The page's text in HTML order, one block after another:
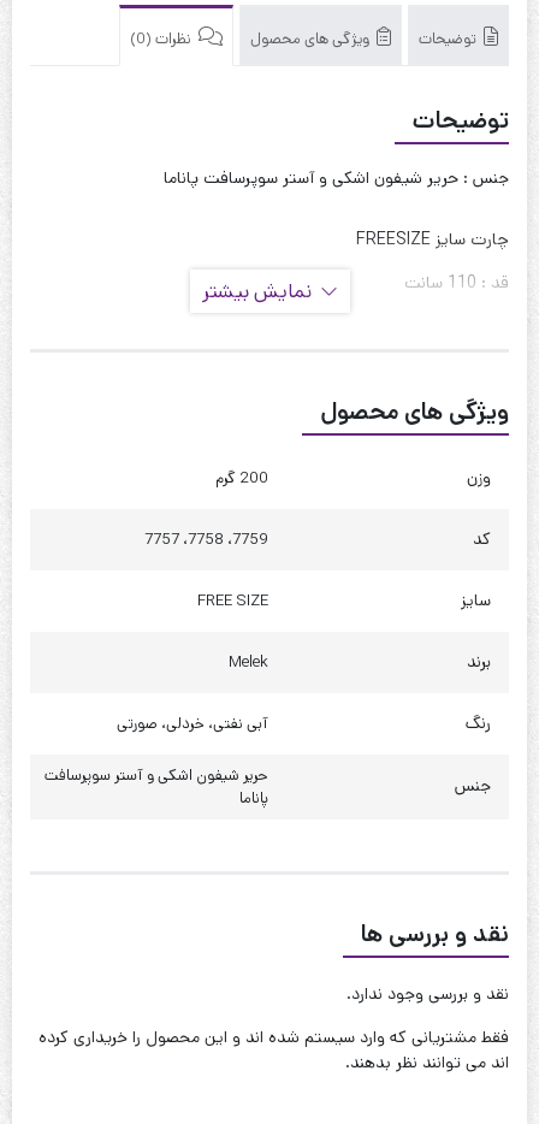
توضیحات ویژگی های محصول نظرات (0)
توضیحات
جنس : حریر شیفون اشکی و آستر سوپرسافت پاناما
چارت سایز FREESIZE
قد : 110 سانت
دور بازو : 50 سانت
دور باسن : 180 سانت
کیفیت دوخت:عالی
نمایش بیشتر
ویژگی های محصول
وزن 200 گرم
کد 7759، 7758، 7757
سایز FREE SIZE
برند Melek
رنگ آبی نفتی، خردلی، صورتی
جنس
حریر شیفون اشکی و آستر سوپرسافت
پاناما
نقد و بررسی ها
نقد و بررسی وجود ندارد.
فقط مشتریانی که وارد سیستم شده اند و این محصول را خریداری کرده
اند می توانند نظر بدهند.